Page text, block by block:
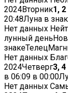
2024Вторник1, 2
20:48Луна в
Нет данных
лунный
Нет данных
2024Четверг3, 4
в 06:09 в 00:00
Нет данных